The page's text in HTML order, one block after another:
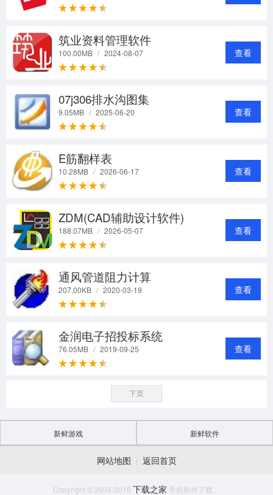
筑业资料管理软件
100.00MB / 2024-08-07 查看
07j306排水沟图集
9.05MB / 2025-06-20 查看
E筋翻样表
10.28MB / 2026-06-17 查看
ZDM(CAD辅助设计软件)
188.07MB / 2026-05-07 查看
通风管道阻力计算
207.00KB / 2020-03-19 查看
金润电子招投标系统
76.05MB / 2019-09-25 查看
下页
新鲜游戏 新鲜软件
网站地图 | 返回首页
Copyright © 2004-2016 下载之家 手机软件下载。